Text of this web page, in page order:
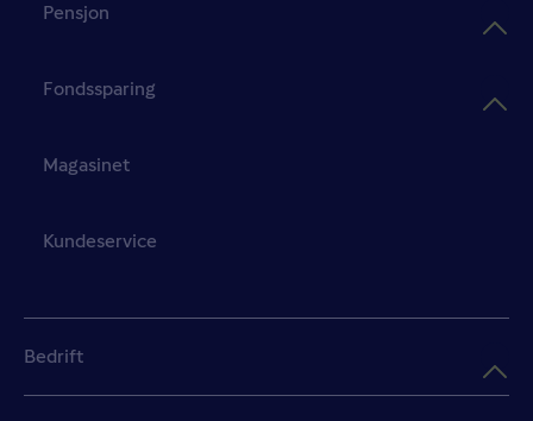
Pensjon
Fondssparing
Magasinet
Kundeservice
Bedrift